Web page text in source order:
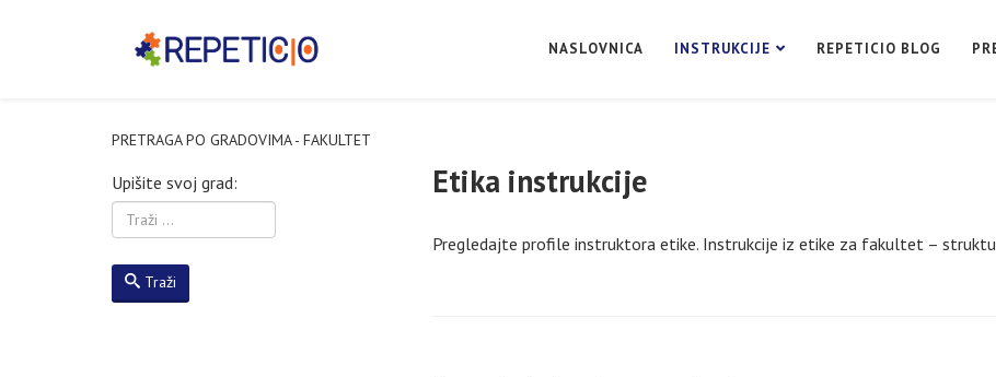
NASLOVNICA INSTRUKCIJE REPETICIO BLOG
PRETRAGA PO GRADOVIMA - FAKULTET
Upišite svoj grad:
Traži
Etika instrukcije
Pregledajte profile instruktora etike. Instrukcije iz etike za fakultet –